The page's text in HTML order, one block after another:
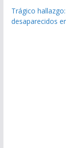
Trágico
desaparecidos